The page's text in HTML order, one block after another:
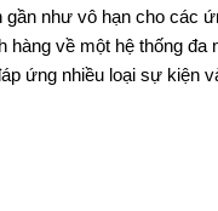
gần như vô hạn cho các
hàng về một hệ thống
ứng nhiều loại sự kiện